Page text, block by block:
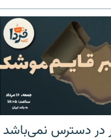
در دسترس نمی‌باشد